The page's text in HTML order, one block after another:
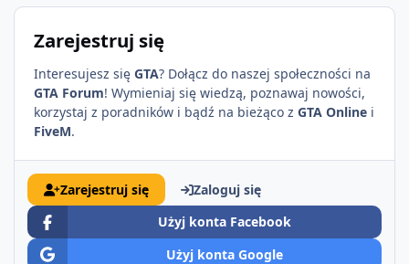
Zarejestruj się
Interesujesz się GTA? Dołącz do naszej społeczności na
GTA Forum! Wymieniaj się wiedzą, poznawaj nowości,
korzystaj z poradników i bądź na bieżąco z GTA Online i
FiveM.
Zarejestruj się
Zaloguj się
Użyj konta Facebook
Użyj konta Google